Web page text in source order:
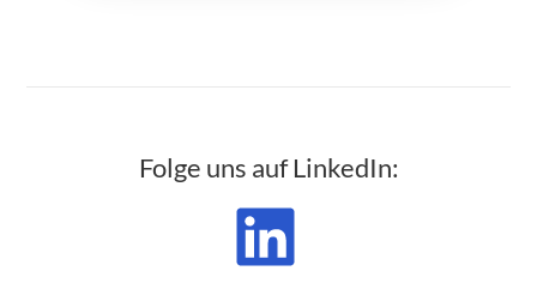
Folge uns auf LinkedIn: